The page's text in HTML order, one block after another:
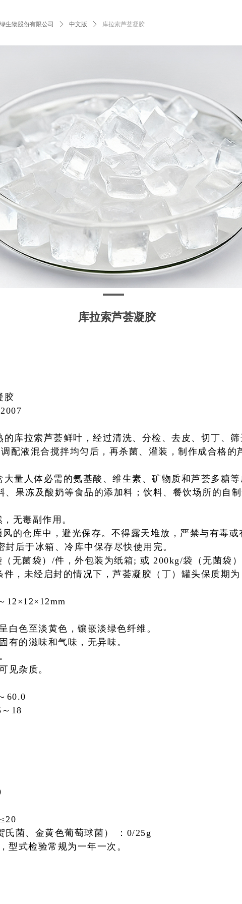
生物股份有限公司 ꄲ 中文版 ꄲ 库拉索芦荟凝胶
库拉索芦荟凝胶
胶
的库拉索芦荟鲜叶，经过清洗、分检、去皮、切丁、
配液混合搅拌均匀后，再杀菌、灌装，制作成合格的
大量人体必需的氨基酸、维生素、矿物质和芦荟多糖等
、果冻及酸奶等食品的添加料；饮料、餐饮场所的自制
无毒副作用。
的仓库中，避光保存。不得露天堆放，严禁与有毒或
后于冰箱、冷库中保存尽快使用完。
无菌袋）/件，外包装为纸箱; 或 200kg/袋（无菌袋）
件，未经启封的情况下，芦荟凝胶（丁）罐头保质期为
12×12×12mm
白色至淡黄色，镶嵌淡绿色纤维。
有的滋味和气味，无异味。
见杂质。
60.0
18
≤20
氏菌、金黄色葡萄球菌） ： 0/25g
型式检验常规为一年一次。